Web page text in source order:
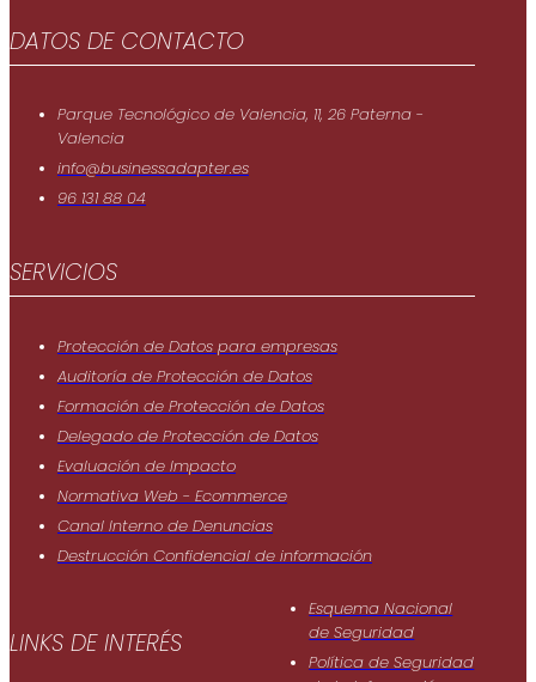
DATOS DE CONTACTO
Parque Tecnológico de Valencia, 11, 26 Paterna -
Valencia
info@businessadapter.es
96 131 88 04
SERVICIOS
Protección de Datos para empresas
Auditoría de Protección de Datos
Formación de Protección de Datos
Delegado de Protección de Datos
Evaluación de Impacto
Normativa Web - Ecommerce
Canal Interno de Denuncias
Destrucción Confidencial de información
LINKS DE INTERÉS
Esquema Nacional
de Seguridad
Política de Seguridad